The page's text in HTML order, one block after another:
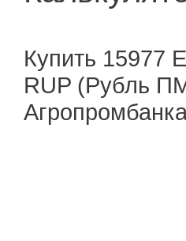
Купить 15977
RUP (Рубль